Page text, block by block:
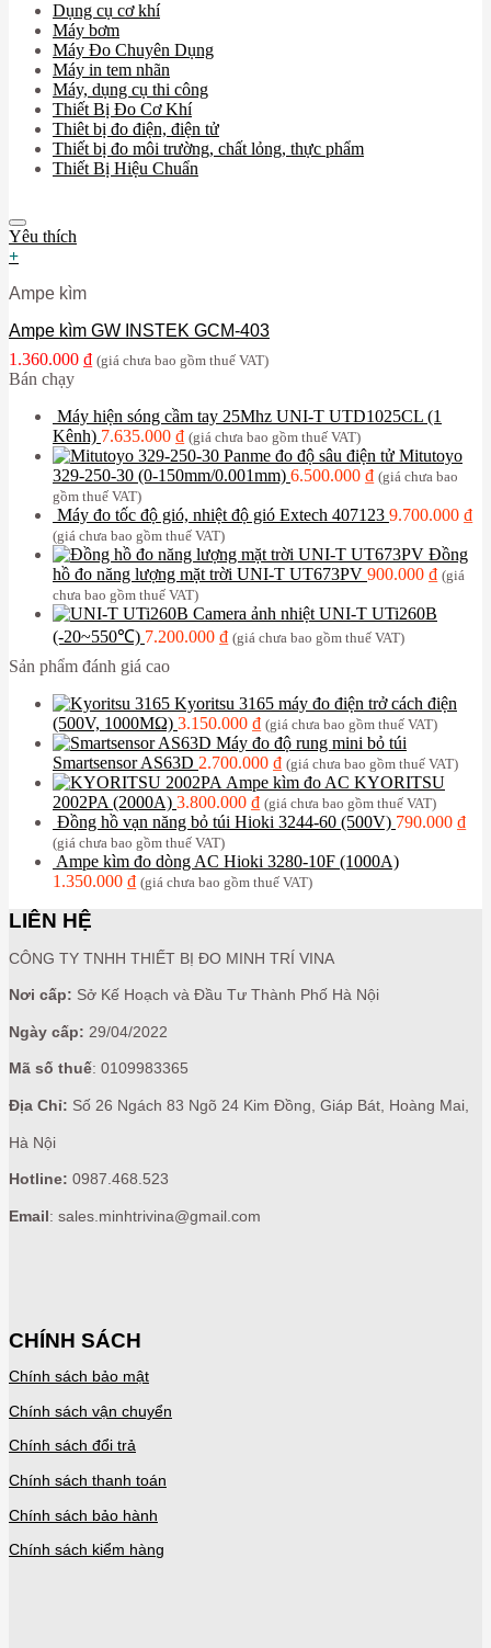
Dụng cụ cơ khí
Máy bơm
Máy Đo Chuyên Dụng
Máy in tem nhãn
Máy, dụng cụ thi công
Thiết Bị Đo Cơ Khí
Thiêt bị đo điện, điện tử
Thiết bị đo môi trường, chất lỏng, thực phẩm
Thiết Bị Hiệu Chuẩn
Yêu thích
+
Ampe kìm
Ampe kìm GW INSTEK GCM-403
1.360.000 ₫ (giá chưa bao gồm thuế VAT)
Bán chạy
Máy hiện sóng cầm tay 25Mhz UNI-T UTD1025CL (1
Kênh) 7.635.000 ₫ (giá chưa bao gồm thuế VAT)
Panme đo độ sâu điện tử Mitutoyo
329-250-30 (0-150mm/0.001mm) 6.500.000 ₫ (giá chưa bao
gồm thuế VAT)
Máy đo tốc độ gió, nhiệt độ gió Extech 407123 9.700.000 ₫
(giá chưa bao gồm thuế VAT)
Đồng
hồ đo năng lượng mặt trời UNI-T UT673PV 900.000 ₫ (giá
chưa bao gồm thuế VAT)
Camera ảnh nhiệt UNI-T UTi260B
(-20~550℃) 7.200.000 ₫ (giá chưa bao gồm thuế VAT)
Sản phẩm đánh giá cao
Kyoritsu 3165 máy đo điện trở cách điện
(500V, 1000MΩ) 3.150.000 ₫ (giá chưa bao gồm thuế VAT)
Máy đo độ rung mini bỏ túi
Smartsensor AS63D 2.700.000 ₫ (giá chưa bao gồm thuế VAT)
Ampe kìm đo AC KYORITSU
2002PA (2000A) 3.800.000 ₫ (giá chưa bao gồm thuế VAT)
Đồng hồ vạn năng bỏ túi Hioki 3244-60 (500V) 790.000 ₫
(giá chưa bao gồm thuế VAT)
Ampe kìm đo dòng AC Hioki 3280-10F (1000A)
1.350.000 ₫ (giá chưa bao gồm thuế VAT)
LIÊN HỆ
CÔNG TY TNHH THIẾT BỊ ĐO MINH TRÍ VINA
Nơi cấp: Sở Kế Hoạch và Đầu Tư Thành Phố Hà Nội
Ngày cấp: 29/04/2022
Mã số thuế: 0109983365
Địa Chỉ: Số 26 Ngách 83 Ngõ 24 Kim Đồng, Giáp Bát, Hoàng Mai,
Hà Nội
Hotline: 0987.468.523
Email : sales.minhtrivina@gmail.com
CHÍNH SÁCH
Chính sách bảo mật
Chính sách vận chuyển
Chính sách đổi trả
Chính sách thanh toán
Chính sách bảo hành
Chính sách kiểm hàng